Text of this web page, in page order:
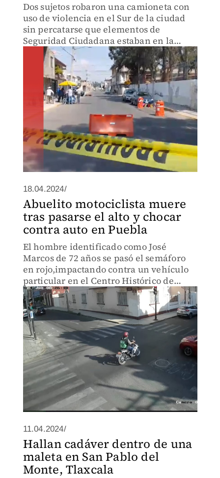
Dos sujetos robaron una camioneta con
uso de violencia en el Sur de la ciudad
sin percatarse que elementos de
Seguridad Ciudadana estaban en la
zona.
18.04.2024/
Abuelito motociclista muere
tras pasarse el alto y chocar
contra auto en Puebla
El hombre identificado como José
Marcos de 72 años se pasó el semáforo
en rojo,impactando contra un vehículo
particular en el Centro Histórico de
Puebla.
11.04.2024/
Hallan cadáver dentro de una
maleta en San Pablo del
Monte, Tlaxcala